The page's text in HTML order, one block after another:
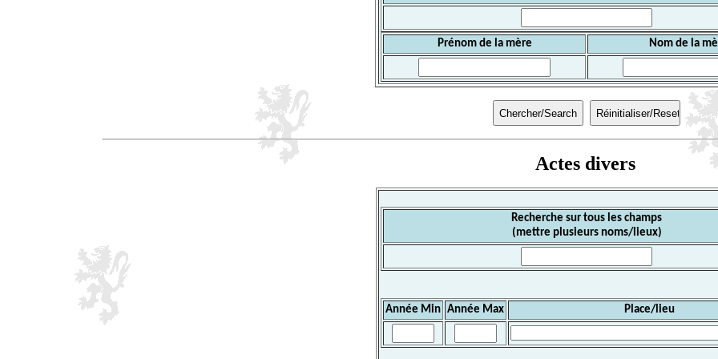
Prénom de la mère Nom de la
Actes divers
Recherche sur tous les champs
(mettre plusieurs noms/lieux)
Année Min Année Max Place/lieu